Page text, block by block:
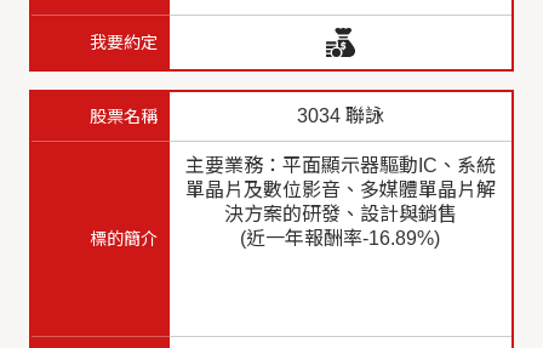
3034 聯詠
主要業務：平面顯示器驅動IC、系統
單晶片及數位影音、多媒體單晶片解
決方案的研發、設計與銷售
(近一年報酬率-16.89%)